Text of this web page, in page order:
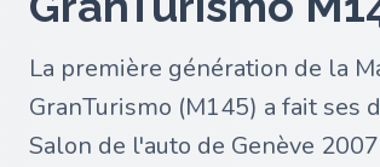
La première génération de la
GranTurismo (M145) a fait ses
Salon de l'auto de Genève